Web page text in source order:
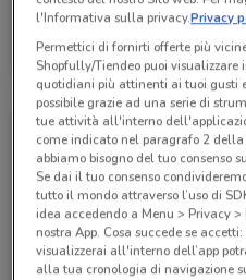
Conad
Scade il 30/09
l'Informativa sulla privacy.Privacy
Permettici di fornirti offerte più
Shopfully/Tiendeo puoi visualizzare
quotidiani più attinenti ai tuoi gusti
possibile grazie ad una serie di
tue attività all'interno
come indicato nel paragrafo 2 della
abbiamo bisogno del tuo consenso
Se dai il tuo consenso
tutto il mondo attraverso l’uso di
idea accedendo a Menu > Privacy
nostra App. Cosa succede se
visualizzerai all'interno dell’app
alla tua cronologia di navigazione